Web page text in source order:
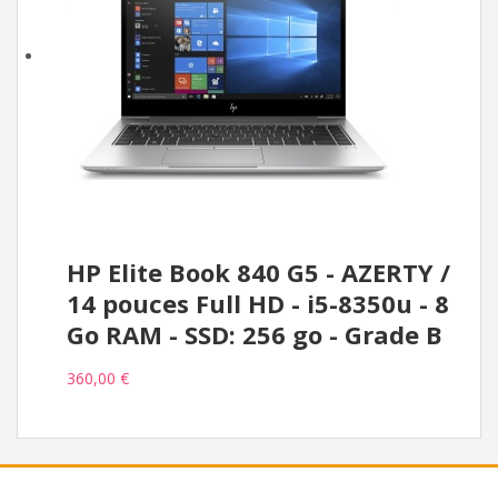
HP Elite Book 840 G5 - AZERTY /
14 pouces Full HD - i5-8350u - 8
Go RAM - SSD: 256 go - Grade B
360,00 €